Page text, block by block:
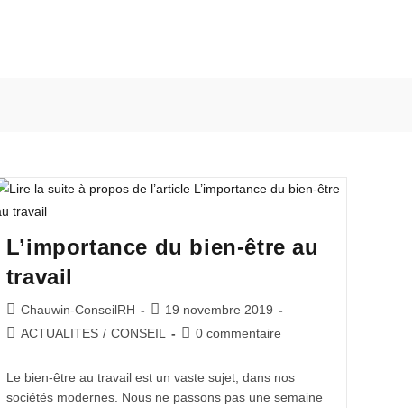
L’importance du bien-être au
travail
Chauwin-ConseilRH
19 novembre 2019
ACTUALITES / CONSEIL 0 commentaire
Le bien-être au travail est un vaste sujet, dans nos
sociétés modernes. Nous ne passons pas une semaine